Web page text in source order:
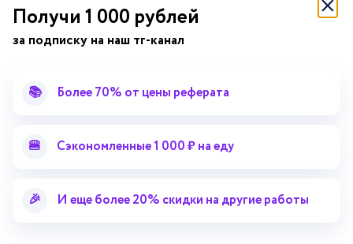
Научные статьи
Методические указания
Статьи от экспертов
Помощь эксперта
Поиск репетитора
Работа для преподавателей
Получи 1 000 рублей
за подписку на наш тг-канал
📚 Более 70% от цены реферата
🍔 Сэкономленные 1 000 ₽ на еду
🎉 И еще более 20% скидки на другие работы